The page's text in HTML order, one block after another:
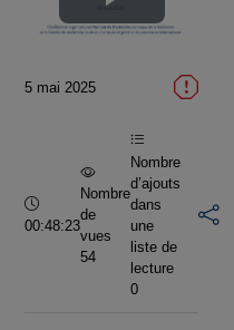
Lire
vidéo
5 mai 2025
Durée :
00:48:23
Nombre
de
vues
54
Nombre
d’ajouts
dans
une
liste de
lecture
0